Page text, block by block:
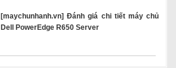
[maychunhanh.vn] Đánh giá chi tiết máy chủ
Dell PowerEdge R650 Server